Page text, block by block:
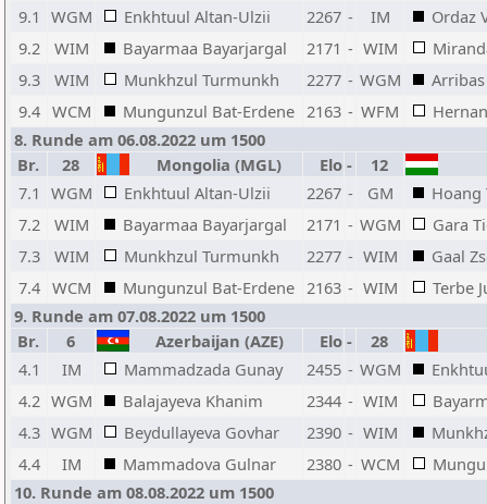
9.1 WGM Enkhtuul Altan-Ulzii 2267 - IM
Ordaz
9.2
WIM Bayarmaa Bayarjargal 2171 - WIM
9.3
WIM Munkhzul Turmunkh 2277 - WGM
9.4 WCM Mungunzul Bat-Erdene 2163 - WFM
8. Runde am 06.08.2022 um 1500
Br.
28 Mongolia (MGL) Elo -
12
7.1 WGM Enkhtuul Altan-Ulzii 2267 - GM
Hoang
7.2
WIM Bayarmaa Bayarjargal 2171 - WGM
Gara
7.3
WIM Munkhzul Turmunkh 2277 - WIM
Gaal
7.4 WCM Mungunzul Bat-Erdene 2163 - WIM
Terbe
9. Runde am 07.08.2022 um 1500
Br.
6 Azerbaijan (AZE) Elo -
28
4.1
IM Mammadzada Gunay 2455 - WGM
4.2 WGM Balajayeva Khanim 2344 - WIM
4.3 WGM Beydullayeva Govhar 2390 - WIM
4.4
IM Mammadova Gulnar 2380 - WCM
10. Runde am 08.08.2022 um 1500